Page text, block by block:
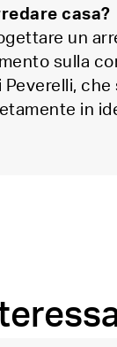
casa?
un
sulla
in